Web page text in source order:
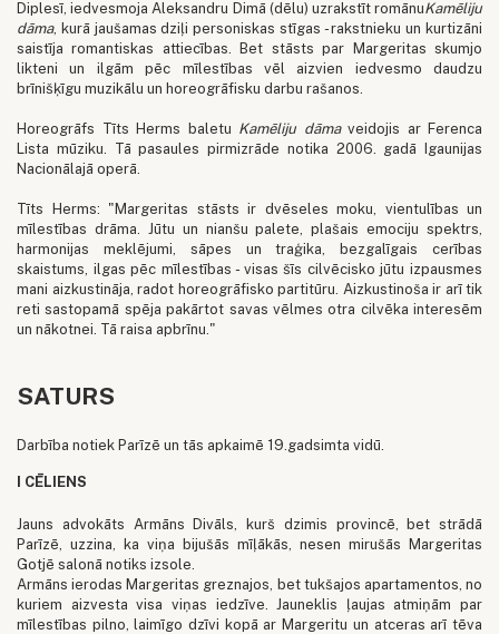
Diplesī, iedvesmoja Aleksandru Dimā (dēlu) uzrakstīt romānuKamēliju
dāma, kurā jaušamas dziļi personiskas stīgas - rakstnieku un kurtizāni
saistīja romantiskas attiecības. Bet stāsts par Margeritas skumjo
likteni un ilgām pēc mīlestības vēl aizvien iedvesmo daudzu
brīnišķīgu muzikālu un horeogrāfisku darbu rašanos.
Horeogrāfs Tīts Herms baletu Kamēliju dāmaveidojis ar Ferenca
Lista mūziku. Tā pasaules pirmizrāde notika 2006. gadā Igaunijas
Nacionālajā operā.
Tīts Herms: "Margeritas stāsts ir dvēseles moku, vientulības un
mīlestības drāma. Jūtu un nianšu palete, plašais emociju spektrs,
harmonijas meklējumi, sāpes un traģika, bezgalīgais cerības
skaistums, ilgas pēc mīlestības - visas šīs cilvēcisko jūtu izpausmes
mani aizkustināja, radot horeogrāfisko partitūru. Aizkustinoša ir arī tik
reti sastopamā spēja pakārtot savas vēlmes otra cilvēka interesēm
un nākotnei. Tā raisa apbrīnu."
SATURS
Darbība notiek Parīzē un tās apkaimē 19.gadsimta vidū.
I CĒLIENS
Jauns advokāts Armāns Divāls, kurš dzimis provincē, bet strādā
Parīzē, uzzina, ka viņa bijušās mīļākās, nesen mirušās Margeritas
Gotjē salonā notiks izsole.
Armāns ierodas Margeritas greznajos, bet tukšajos apartamentos, no
kuriem aizvesta visa viņas iedzīve. Jauneklis ļaujas atmiņām par
mīlestības pilno, laimīgo dzīvi kopā ar Margeritu un atceras arī tēva